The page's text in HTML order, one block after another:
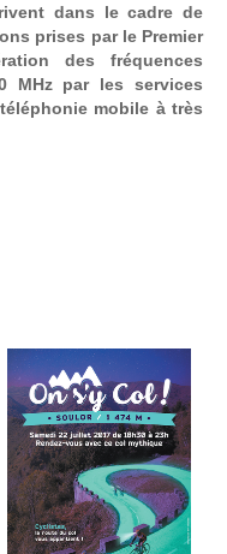
dans le cadre de
prises par le Premier
des fréquences
MHz par les services
mobile à très